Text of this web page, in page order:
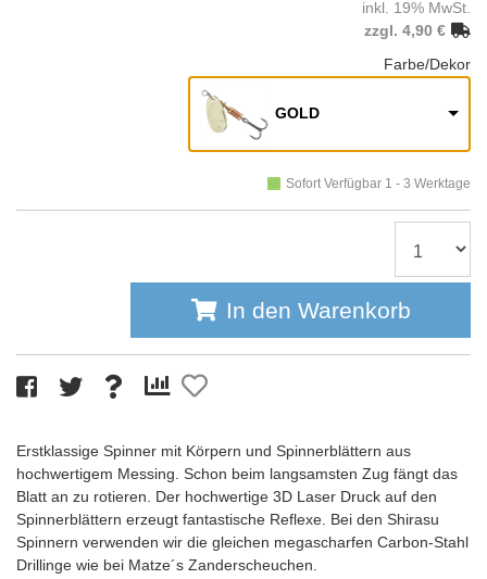
inkl. 19% MwSt.
zzgl. 4,90 €
Farbe/Dekor
GOLD
Sofort Verfügbar 1 - 3 Werktage
In den Warenkorb
Erstklassige Spinner mit Körpern und Spinnerblättern aus
hochwertigem Messing. Schon beim langsamsten Zug fängt das
Blatt an zu rotieren. Der hochwertige 3D Laser Druck auf den
Spinnerblättern erzeugt fantastische Reflexe. Bei den Shirasu
Spinnern verwenden wir die gleichen megascharfen Carbon-Stahl
Drillinge wie bei Matze´s Zanderscheuchen.